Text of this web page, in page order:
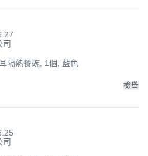
司
隔熱餐碗, 1個, 藍色
檢舉
司